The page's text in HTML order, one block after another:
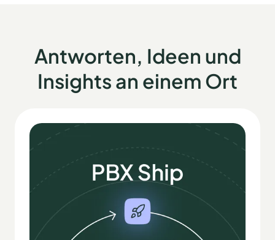
Antworten, Ideen und
Insights an einem Ort